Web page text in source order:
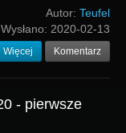
Autor: Teufel
Wysłano: 2020-02-13
Więcej Komentarz
- pierwsze